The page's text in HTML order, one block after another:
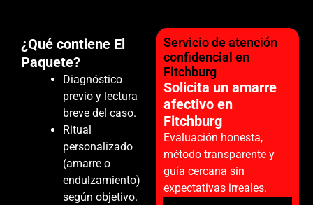
¿Qué contiene El
Paquete?
Diagnóstico
previo y lectura
breve del caso.
Ritual
personalizado
(amarre o
endulzamiento)
según objetivo.
Servicio de atención
confidencial en
Fitchburg
Solicita un amarre
afectivo en
Fitchburg
Evaluación honesta,
método transparente y
guía cercana sin
expectativas irreales.